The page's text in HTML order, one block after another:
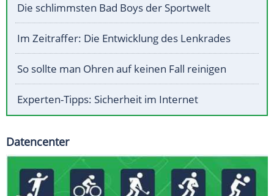
Die schlimmsten Bad Boys der Sportwelt
Im Zeitraffer: Die Entwicklung des Lenkrades
So sollte man Ohren auf keinen Fall reinigen
Experten-Tipps: Sicherheit im Internet
Datencenter